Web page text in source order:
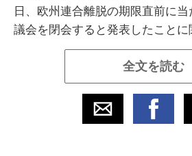
日、欧州連合離脱の期限直前に
議会を閉会すると発表したこと
る請願の署名運動が同日中に英議
全文を読む